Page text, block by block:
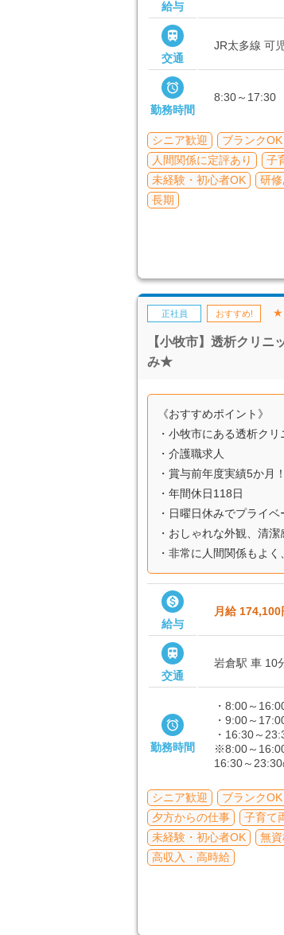
給与

交通
JR太多線 可

勤務時間
8:30～17:30
シニア歓迎 ブランクOK
人間関係に定評あり
子
未経験・初心者OK
研修
長期
正社員 おすすめ!
【小牧市】透析クリ
み★
《おすすめポイント》
・小牧市にある透析ク
・介護職求人
・賞与前年度実績5か月！
・年間休日118日
・日曜日休みでプライ
・おしゃれな外観、清
・非常に人間関係もよ

給与
月給

交通
岩倉駅 車 10

勤務時間
・8:00～
・9:00～
・16:30～
※8:00～
16:30～23:30
シニア歓迎 ブランクOK
夕方からの仕事
子育て
未経験・初心者OK
無
高収入・高時給